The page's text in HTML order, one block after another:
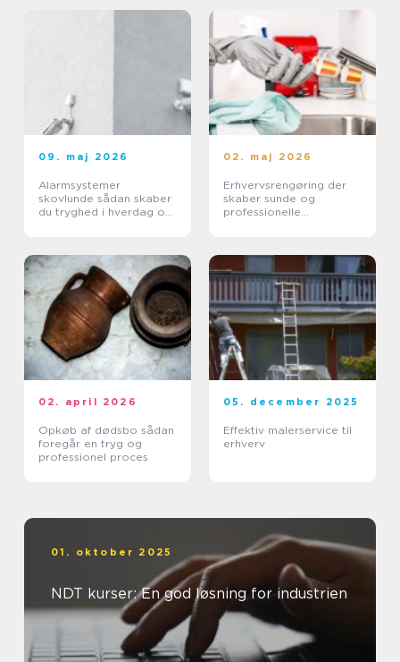
09. maj 2026
Alarmsystemer
skovlunde sådan skaber
du tryghed i hverdag og
02. maj 2026
Erhvervsrengøring der
skaber sunde og
professionelle
02. april 2026
Opkøb af dødsbo sådan
foregår en tryg og
professionel proces
05. december 2025
Effektiv malerservice til
erhverv
01. oktober 2025
NDT kurser: En god løsning for industrien